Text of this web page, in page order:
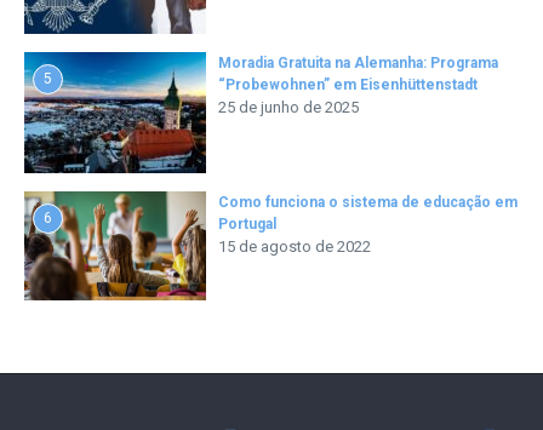
5
Moradia Gratuita na Alemanha: Programa
“Probewohnen” em Eisenhüttenstadt
25 de junho de 2025
6
Como funciona o sistema de educação em
Portugal
15 de agosto de 2022